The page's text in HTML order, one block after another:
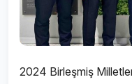
2024 Birleşmiş